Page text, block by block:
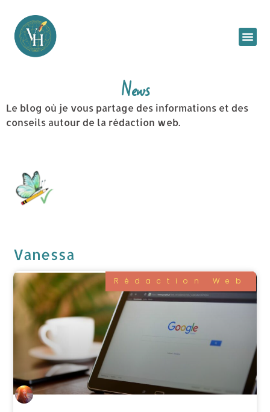
News
Le blog où je vous partage des informations et des
conseils autour de la rédaction web.
Vanessa
Rédaction Web